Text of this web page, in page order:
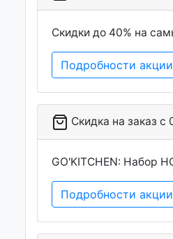
Скидки до 40% на
Подробности акции
Скидка на заказ c
GO'KITCHEN: Набор
Подробности акции